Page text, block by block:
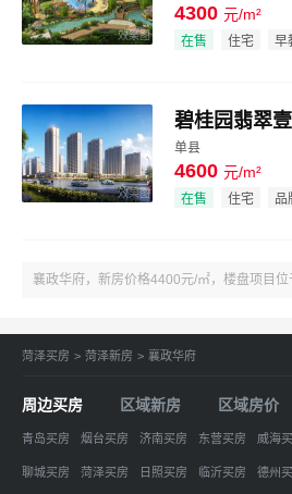
效果图
4300 元/m²
在售 住宅 早
效果图
碧桂园翡翠
单县
4600 元/m²
在售 住宅 品
菏泽买房 > 菏泽新房 > 襄政华府
周边买房 区域新房 区域房价
青岛买房 烟台买房 济南买房 东营买房 威海
聊城买房 菏泽买房 日照买房 临沂买房 德州